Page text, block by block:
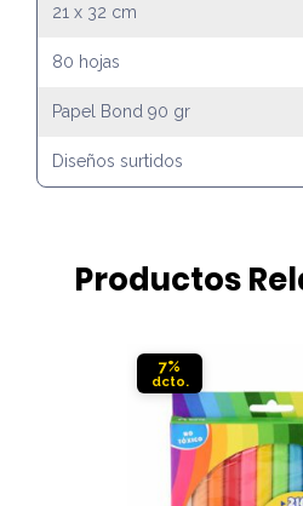
21 x 32 cm
80 hojas
Papel Bond 90 gr
Diseños surtidos
Productos
7%